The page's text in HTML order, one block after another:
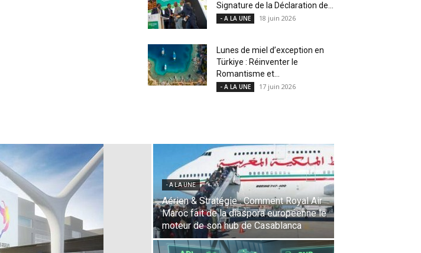
Signature de la Déclaration de...
- A LA UNE 18 juin 2026
Lunes de miel d’exception en
Türkiye : Réinventer le
Romantisme et...
- A LA UNE 17 juin 2026
- A LA UNE
Une Révolution Stratégique à l’IATA :
Saadia Zahidi nommée Directrice
Générale